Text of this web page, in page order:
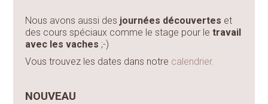
Nous avons aussi des journées découvertes et
des cours spéciaux comme le stage pour letravail
avec les vaches ;-)
Vous trouvez les dates dans notre calendrier.
NOUVEAU